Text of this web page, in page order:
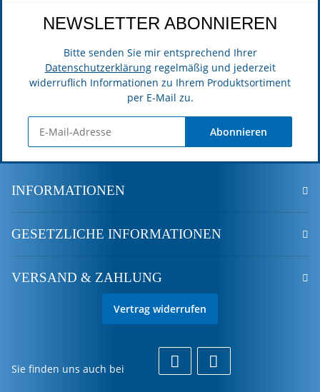
NEWSLETTER ABONNIEREN
Bitte senden Sie mir entsprechend Ihrer
Datenschutzerklärungregelmäßig und jederzeit
widerruflich Informationen zu Ihrem Produktsortiment
per E-Mail zu.
Abonnieren
INFORMATIONEN
GESETZLICHE INFORMATIONEN
VERSAND & ZAHLUNG
Vertrag widerrufen
Sie finden uns auch bei